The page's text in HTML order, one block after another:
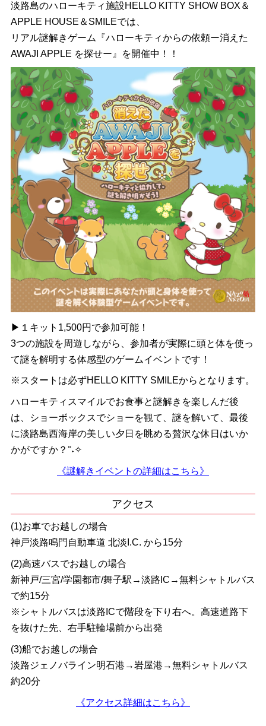
淡路島のハローキティ施設HELLO KITTY SHOW BOX＆
APPLE HOUSE＆SMILEでは、
リアル謎解きゲーム『ハローキティからの依頼ー消えた
AWAJI APPLE を探せー』を開催中！！
▶１キット1,500円で参加可能！
3つの施設を周遊しながら、参加者が実際に頭と体を使っ
て謎を解明する体感型のゲームイベントです！
※スタートは必ずHELLO KITTY SMILEからとなります。
ハローキティスマイルでお食事と謎解きを楽しんだ後
は、ショーボックスでショーを観て、謎を解いて、最後
に淡路島西海岸の美しい夕日を眺める贅沢な休日はいか
かがですか？°˖✧
《謎解きイベントの詳細はこちら》
アクセス
(1)お車でお越しの場合
神戸淡路鳴門自動車道 北淡I.C. から15分
(2)高速バスでお越しの場合
新神戸/三宮/学園都市/舞子駅→淡路IC→無料シャトルバス
で約15分
※シャトルバスは淡路ICで階段を下り右へ。高速道路下
を抜けた先、右手駐輪場前から出発
(3)船でお越しの場合
淡路ジェノバライン明石港→岩屋港→無料シャトルバス
約20分
《アクセス詳細はこちら》